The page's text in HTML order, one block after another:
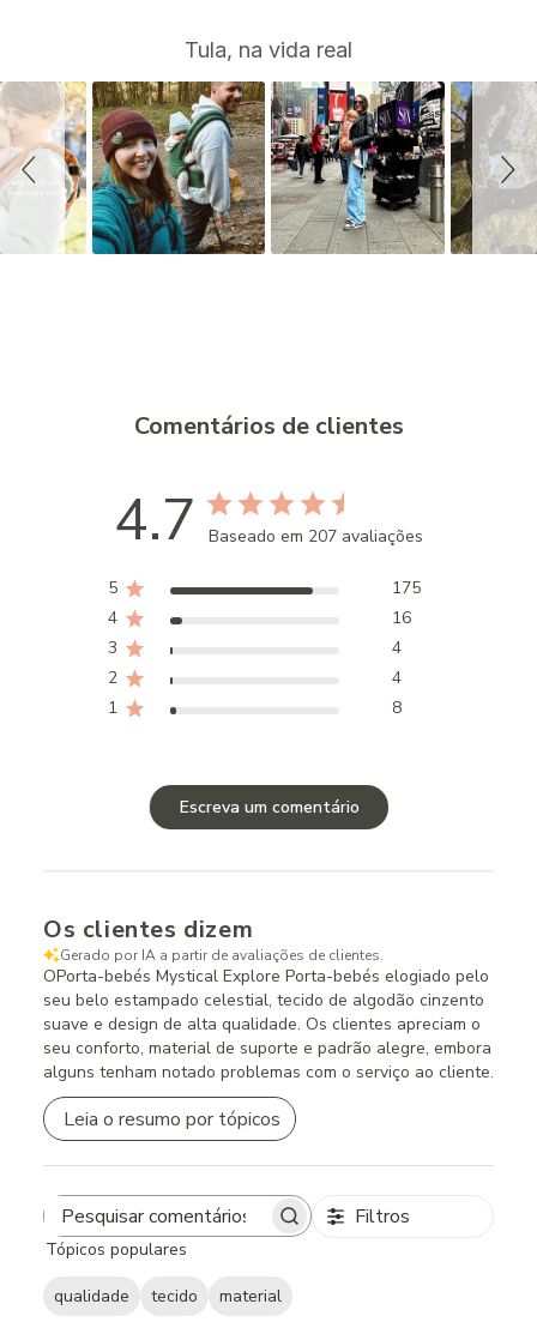
i
d
e
s
h
o
Tula, na vida real
Comentários de clientes
4.7 Baseado em 207 avaliações
5
175
4
16
3
4
2
4
1
8
Escreva um comentário
Os clientes dizem
Gerado por IA a partir de avaliações de clientes.
OPorta-bebés Mystical Explore Porta-bebés elogiado pelo
seu belo estampado celestial, tecido de algodão cinzento
suave e design de alta qualidade. Os clientes apreciam o
seu conforto, material de suporte e padrão alegre, embora
alguns tenham notado problemas com o serviço ao cliente.
Leia o resumo por tópicos
Search
reviews
Filtros
Tópicos populares
qualidade tecido material